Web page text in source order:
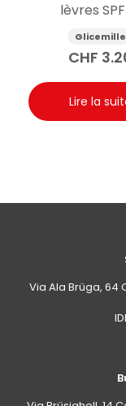
lèvres SPF
nourrissant
Glicemille
CHF
Lire la
Via Ala Brüga, 64